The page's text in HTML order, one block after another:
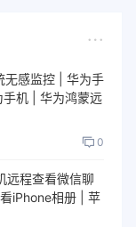
无感监控 | 华为手
机 | 华为鸿蒙远
0
远程查看微信聊
iPhone相册 | 苹